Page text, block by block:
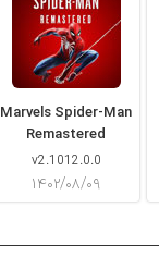
Marvels Spider-Man
Remastered
v2.1012.0.0
۱۴۰۲/۰۸/۰۹